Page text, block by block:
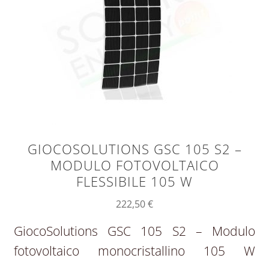
GIOCOSOLUTIONS GSC 105 S2 –
MODULO FOTOVOLTAICO
FLESSIBILE 105 W
222,50€
GiocoSolutions GSC 105 S2 – Modulo
fotovoltaico monocristallino 105 W